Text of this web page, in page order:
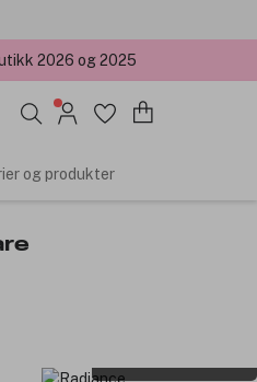
2026 og 2025
og produkter